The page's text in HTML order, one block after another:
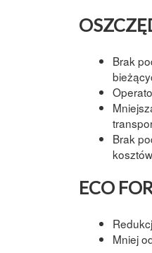
Brak
Brak
ECO
Mniej